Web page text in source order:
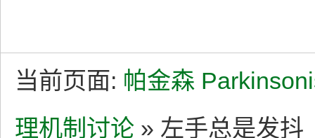
当前页面: 帕金森
理机制讨论 » 左手总是发抖